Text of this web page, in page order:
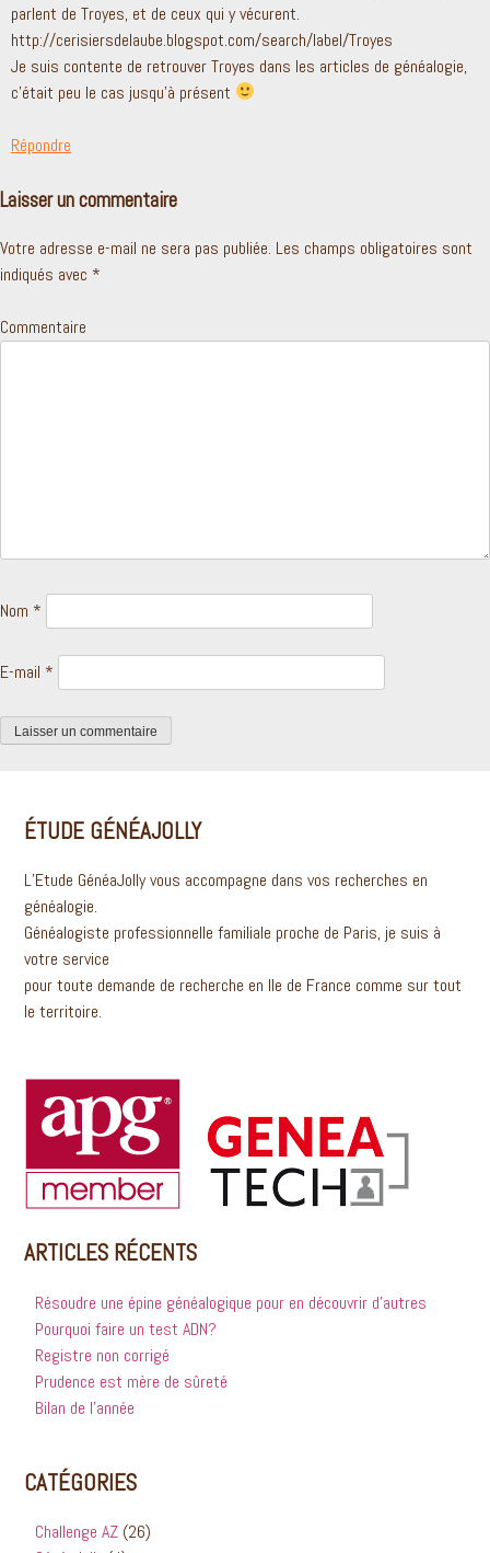
parlent de Troyes, et de ceux qui y vécurent.
http://cerisiersdelaube.blogspot.com/search/label/Troyes
Je suis contente de retrouver Troyes dans les articles de généalogie,
c’était peu le cas jusqu’à présent
Répondre
Laisser un commentaire
Votre adresse e-mail ne sera pas publiée. Les champs obligatoires sont
indiqués avec *
Commentaire
Nom *
E-mail *
ÉTUDE GÉNÉAJOLLY
L’Etude GénéaJolly vous accompagne dans vos recherches en
généalogie.
Généalogiste professionnelle familiale proche de Paris, je suis à
votre service
pour toute demande de recherche en Ile de France comme sur tout
le territoire.
ARTICLES RÉCENTS
Résoudre une épine généalogique pour en découvrir d’autres
Pourquoi faire un test ADN?
Registre non corrigé
Prudence est mère de sûreté
Bilan de l’année
CATÉGORIES
Challenge AZ (26)